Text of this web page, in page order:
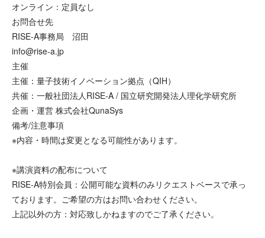
オンライン：定員なし
お問合せ先
RISE-A事務局 沼田
info@rise-a.jp
主催
主催：量子技術イノベーション拠点（QIH）
共催：一般社団法人RISE-A / 国立研究開発法人理化学研究所
企画・運営 株式会社QunaSys
備考/注意事項
※内容・時間は変更となる可能性があります。
※講演資料の配布について
RISE-A特別会員：公開可能な資料のみリクエストベースで承っ
ております。ご希望の方はお問い合わせください。
上記以外の方：対応致しかねますのでご了承ください。